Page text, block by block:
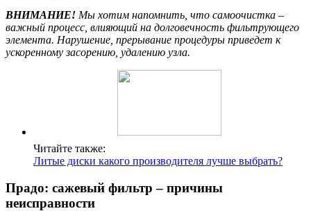
ВНИМАНИЕ! Мы хотим напомнить, что самоочистка –
важный процесс, влияющий на долговечность фильтрующего
элемента. Нарушение, прерывание процедуры приведет к
ускоренному засорению, удалению узла.
Читайте также:
Литые диски какого производителя лучше выбрать?
Прадо: сажевый фильтр – причины
неисправности